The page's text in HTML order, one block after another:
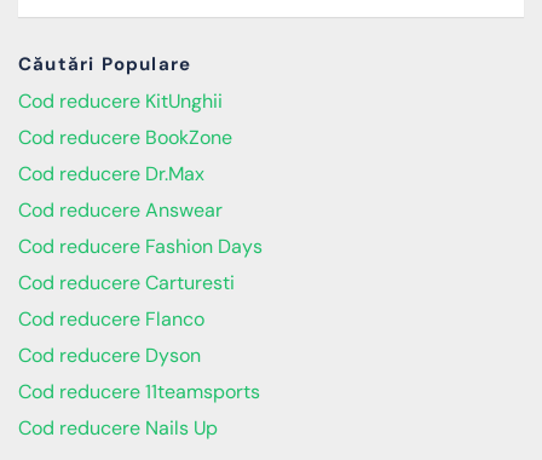
Căutări Populare
Cod reducere KitUnghii
Cod reducere BookZone
Cod reducere Dr.Max
Cod reducere Answear
Cod reducere Fashion Days
Cod reducere Carturesti
Cod reducere Flanco
Cod reducere Dyson
Cod reducere 11teamsports
Cod reducere Nails Up